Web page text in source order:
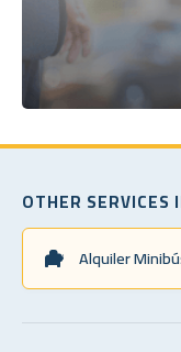
OTHER SERVICES
Alquiler